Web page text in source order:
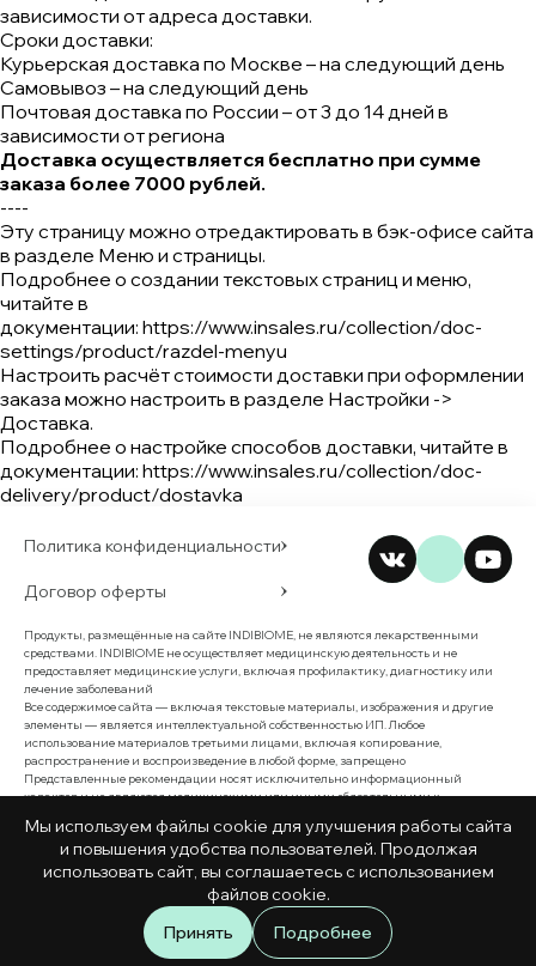
Меню Каталог Поиск
зависимости от адреса доставки.
Сроки доставки:
Курьерская доставка по Москве – на следующий день
Самовывоз – на следующий день
Почтовая доставка по России – от 3 до 14 дней в
зависимости от региона
Доставка осуществляется бесплатно при сумме
заказа более 7000 рублей.
----
Эту страницу можно отредактировать в бэк-офисе сайта
в разделе Меню и страницы.
Подробнее о создании текстовых страниц и меню,
читайте в
документации: https://www.insales.ru/collection/doc-
settings/product/razdel-menyu
Настроить расчёт стоимости доставки при оформлении
заказа можно настроить в разделе Настройки ->
Доставка.
Подробнее о настройке способов доставки, читайте в
документации: https://www.insales.ru/collection/doc-
delivery/product/dostavka
Политика конфиденциальности
Договор оферты
Продукты, размещённые на сайте INDIBIOME, не являются лекарственными
средствами. INDIBIOME не осуществляет медицинскую деятельность и не
предоставляет медицинские услуги, включая профилактику, диагностику или
лечение заболеваний
Все содержимое сайта — включая текстовые материалы, изображения и другие
элементы — является интеллектуальной собственностью ИП. Любое
использование материалов третьими лицами, включая копирование,
распространение и воспроизведение в любой форме, запрещено
Представленные рекомендации носят исключительно информационный
характер и не являются медицинскими или иными обязательными к
пожалуйста, ознакомьтесь с Пользовательским соглашением
ИП Алексеев Дмитрий Глебович
ИНН 771538656589
ОГРН 321774600211914
© 2025 iNDIBIOME
Все права защищены
Мы используем файлы cookie для улучшения работы сайта
и повышения удобства пользователей. Продолжая
использовать сайт, вы соглашаетесь с использованием
файлов cookie.
Принять
Подробнее